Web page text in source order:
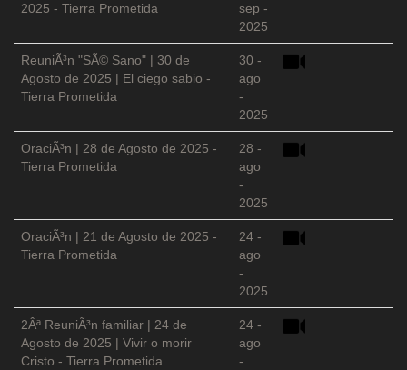
2025 - Tierra Prometida
sep -
2025
ReuniÃ³n "SÃ© Sano" | 30 de
Agosto de 2025 | El ciego sabio -
Tierra Prometida
30 -
ago
-
2025
OraciÃ³n | 28 de Agosto de 2025 -
Tierra Prometida
28 -
ago
-
2025
OraciÃ³n | 21 de Agosto de 2025 -
Tierra Prometida
24 -
ago
-
2025
2Âª ReuniÃ³n familiar | 24 de
Agosto de 2025 | Vivir o morir
Cristo - Tierra Prometida
24 -
ago
-